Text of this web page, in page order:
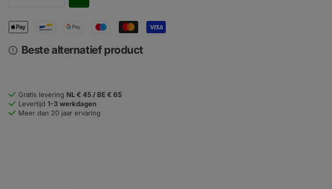
Beste alternatief product
Gratis levering NL € 45 / BE € 65
Levertijd1-3 werkdagen
Meer dan 20 jaar ervaring